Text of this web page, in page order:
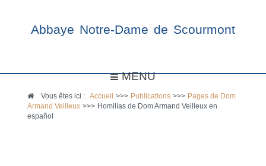
Abbaye Notre-Dame de Scourmont
MENU
Vous êtes ici :Accueil >>> Publications >>> Pages de Dom
Armand Veilleux >>> Homilías de Dom Armand Veilleux en
español